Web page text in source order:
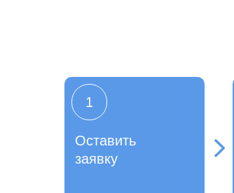
Оставить
заявку
1